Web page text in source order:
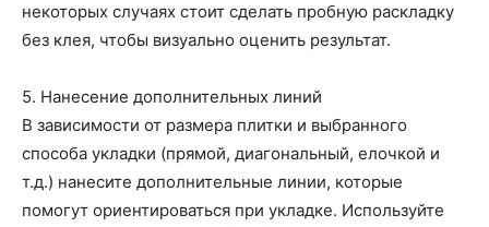
некоторых случаях стоит сделать пробную раскладку
без клея, чтобы визуально оценить результат.
5. Нанесение дополнительных линий
В зависимости от размера плитки и выбранного
способа укладки (прямой, диагональный, елочкой и
т.д.) нанесите дополнительные линии, которые
помогут ориентироваться при укладке. Используйте